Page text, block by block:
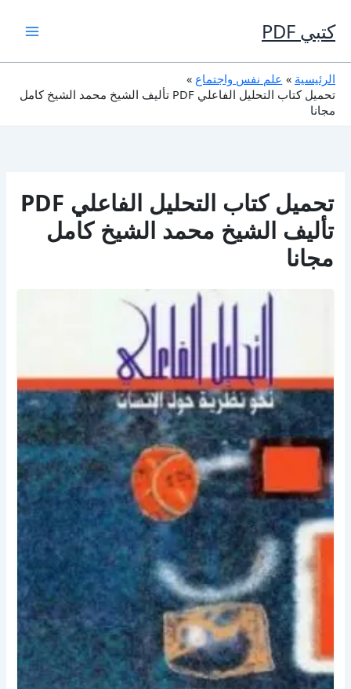
إلى
المحتوى
كتبي PDF
الرئيسية
علم نفس واجتماع
تحميل كتاب التحليل الفاعلي PDF تأليف الشيخ محمد الشيخ كامل
مجانا
تحميل كتاب التحليل الفاعلي PDF
تأليف الشيخ محمد الشيخ كامل
مجانا